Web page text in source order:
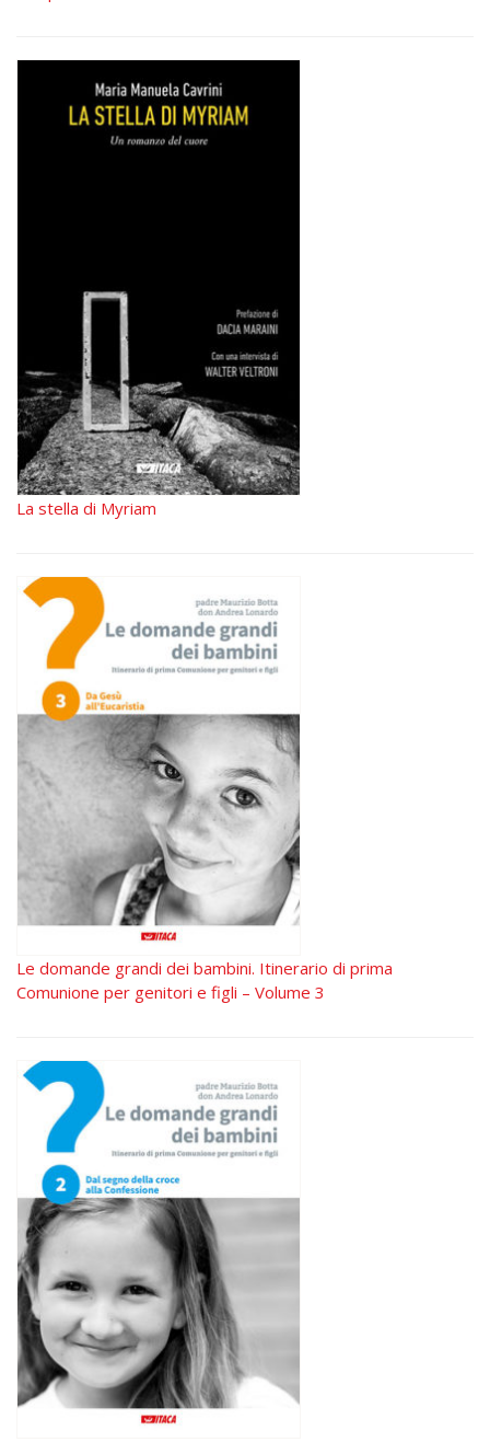
La stella di Myriam
Le domande grandi dei bambini. Itinerario di prima
Comunione per genitori e figli – Volume 3